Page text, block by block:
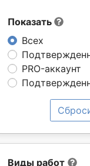
Показать
Всех
PRO-аккаунт
Виды работ